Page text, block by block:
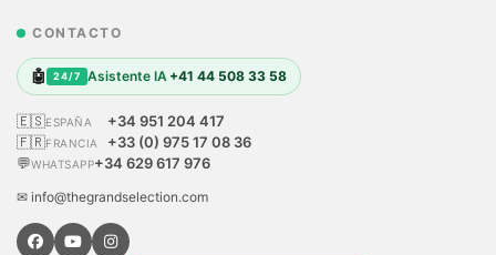
CONTACTO
🤖 24/7 Asistente IA +41 44 508 33 58
🇪🇸ESPAÑA
+34 951 204 417
🇫🇷FRANCIA
+33 (0) 975 17 08 36
💬WHATSAPP+34 629 617 976
✉ info@thegrandselection.com